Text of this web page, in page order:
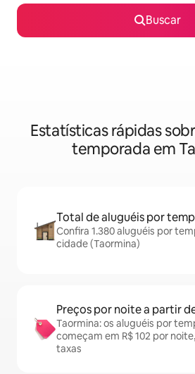
Buscar
Estatísticas rápidas
temporada em
Total de aluguéis por
Confira 1.380 aluguéis por
cidade (Taormina)
Preços por noite a partir
Taormina: os aluguéis por
começam em R$ 102 por
taxas